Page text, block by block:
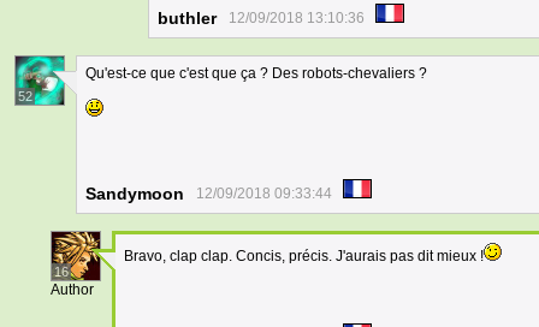
buthler 12/09/2018 13:10:36
52
Qu'est-ce que c'est que ça ? Des robots-chevaliers ?
Sandymoon 12/09/2018 09:33:44
16
Author
Bravo, clap clap. Concis, précis. J'aurais pas dit mieux !